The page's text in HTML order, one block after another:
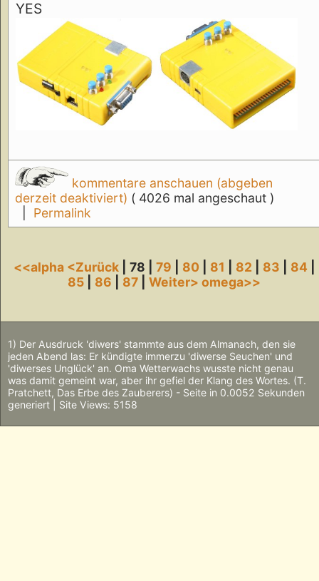
YES
kommentare anschauen (abgeben
derzeit deaktiviert) ( 4026 mal angeschaut )
Permalink
<<alpha <Zurück | 78 | 79 80| 81 82 83 84
85
86 87 |Weiter>omega>>
1) Der Ausdruck 'diwers' stammte aus dem Almanach, den sie
jeden Abend las: Er kündigte immerzu 'diwerse Seuchen' und
'diwerses Unglück' an. Oma Wetterwachs wusste nicht genau
was damit gemeint war, aber ihr gefiel der Klang des Wortes. (T.
Pratchett, Das Erbe des Zauberers) - Seite in 0.0052 Sekunden
generiert | Site Views: 5158